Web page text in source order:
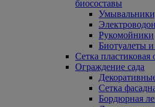
биосоставы
Рукомойники
Биотуалеты
Сетка
Ограждение сада
Сетка
Бордюрная